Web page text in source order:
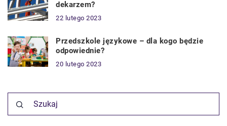
dekarzem?
22 lutego 2023
Przedszkole językowe – dla kogo będzie
odpowiednie?
20 lutego 2023